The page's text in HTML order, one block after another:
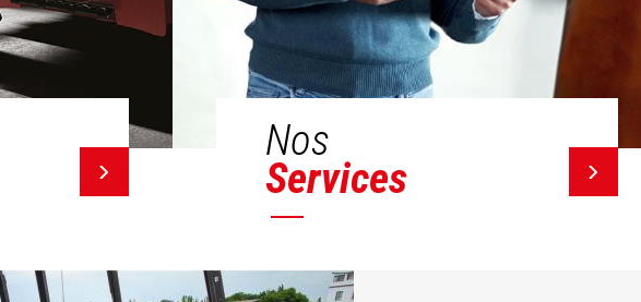
Nos
Services